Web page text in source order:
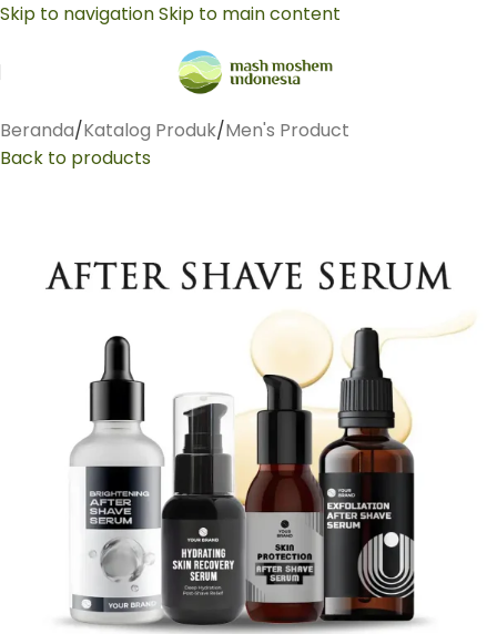
Skip to navigationSkip to main content
Beranda/Katalog Produk/Men's Product
Back to products